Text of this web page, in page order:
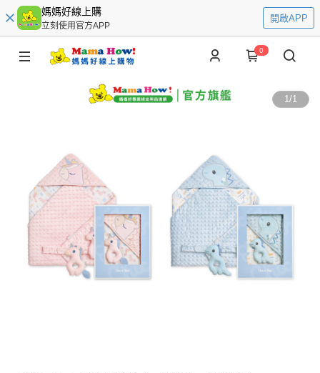
媽媽好線上購
立刻使用官方APP
開啟APP
0
1/1